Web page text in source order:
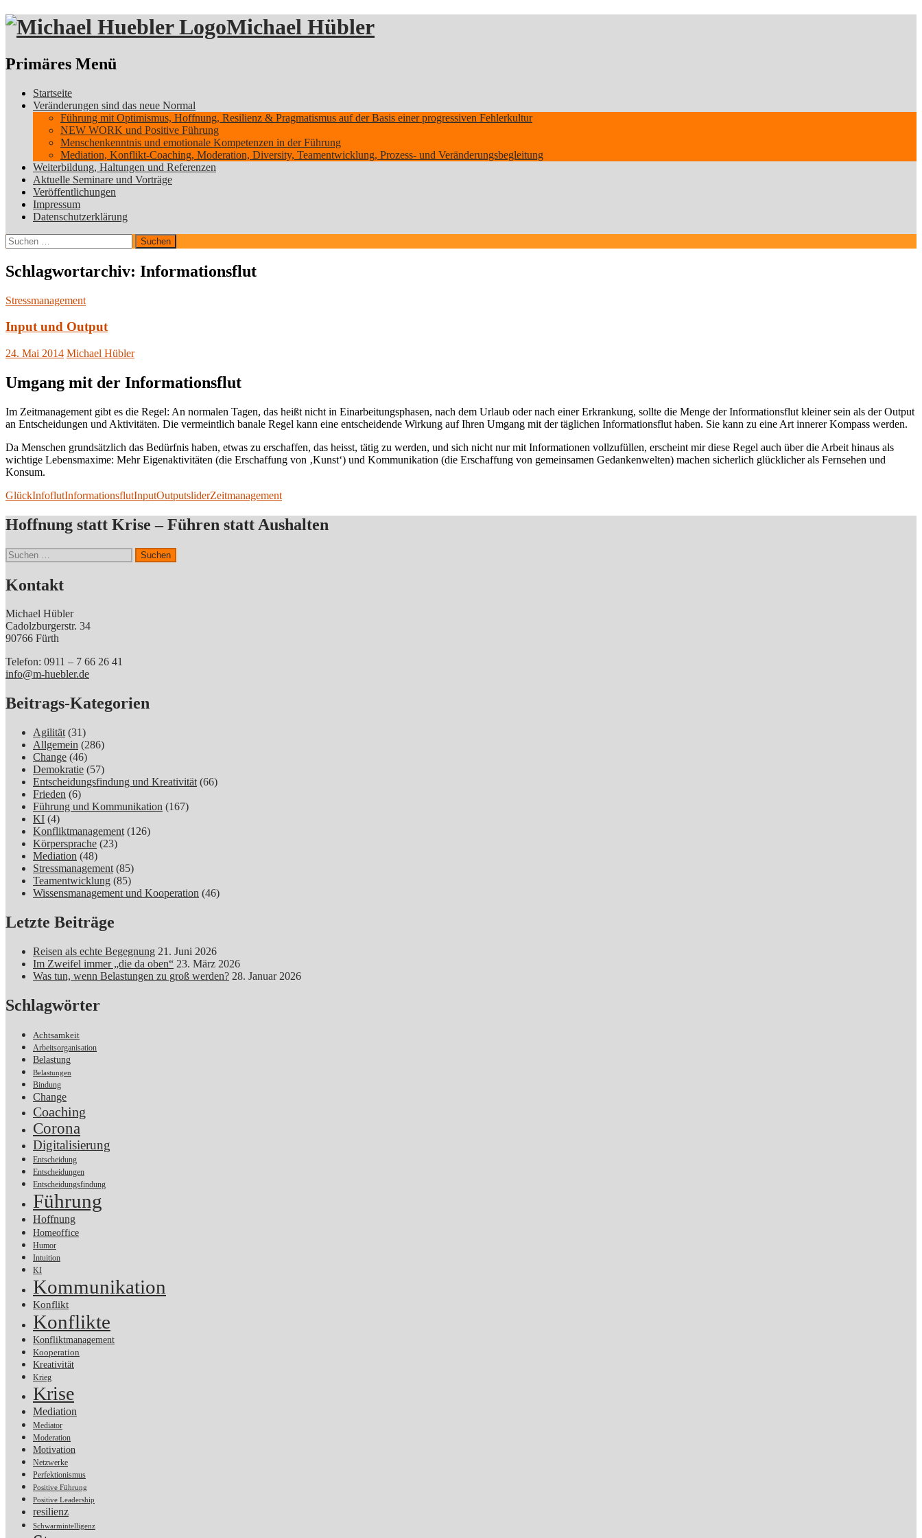
Michael Hübler
Suchen
Primäres Menü
Zum
Inhalt
Startseite
Veränderungen sind das neue Normal
Führung mit Optimismus, Hoffnung, Resilienz & Pragmatismus auf der Basis einer progressiven Fehlerkultur
NEW WORK und Positive Führung
Menschenkenntnis und emotionale Kompetenzen in der Führung
Mediation, Konflikt-Coaching, Moderation, Diversity, Teamentwicklung, Prozess- und Veränderungsbegleitung
Weiterbildung, Haltungen und Referenzen
Aktuelle Seminare und Vorträge
Veröffentlichungen
Impressum
Datenschutzerklärung
Suchen
nach:
Schlagwortarchiv: Informationsflut
Stressmanagement
Input und Output
24. Mai 2014 Michael Hübler
Umgang mit der Informationsflut
Im Zeitmanagement gibt es die Regel: An normalen Tagen, das heißt nicht in Einarbeitungsphasen, nach dem Urlaub oder nach einer Erkrankung, sollte die Menge der Informationsflut kleiner sein als der Output
an Entscheidungen und Aktivitäten. Die vermeintlich banale Regel kann eine entscheidende Wirkung auf Ihren Umgang mit der täglichen Informationsflut haben. Sie kann zu eine Art innerer Kompass werden.
Da Menschen grundsätzlich das Bedürfnis haben, etwas zu erschaffen, das heisst, tätig zu werden, und sich nicht nur mit Informationen vollzufüllen, erscheint mir diese Regel auch über die Arbeit hinaus als
wichtige Lebensmaxime: Mehr Eigenaktivitäten (die Erschaffung von ‚Kunst‘) und Kommunikation (die Erschaffung von gemeinsamen Gedankenwelten) machen sicherlich glücklicher als Fernsehen und
Konsum.
GlückInfoflutInformationsflutInputOutputsliderZeitmanagement
Hoffnung statt Krise – Führen statt Aushalten
Suchen
nach:
Kontakt
Michael Hübler
Cadolzburgerstr. 34
90766 Fürth
Telefon: 0911 – 7 66 26 41
info@m-huebler.de
Beitrags-Kategorien
Agilität (31)
Allgemein (286)
Change (46)
Demokratie (57)
Entscheidungsfindung und Kreativität (66)
Frieden (6)
Führung und Kommunikation (167)
KI (4)
Konfliktmanagement (126)
Körpersprache (23)
Mediation (48)
Stressmanagement (85)
Teamentwicklung (85)
Wissensmanagement und Kooperation (46)
Letzte Beiträge
Reisen als echte Begegnung 21. Juni 2026
Im Zweifel immer „die da oben“ 23. März 2026
Was tun, wenn Belastungen zu groß werden? 28. Januar 2026
Schlagwörter
Achtsamkeit
Arbeitsorganisation
Belastung
Belastungen
Bindung
Change
Coaching
Corona
Digitalisierung
Entscheidung
Entscheidungen
Entscheidungsfindung
Führung
Hoffnung
Homeoffice
Humor
Intuition
KI
Kommunikation
Konflikt
Konflikte
Konfliktmanagement
Kooperation
Kreativität
Krieg
Krise
Mediation
Mediator
Moderation
Motivation
Netzwerke
Perfektionismus
Positive Führung
Positive Leadership
resilienz
Schwarmintelligenz